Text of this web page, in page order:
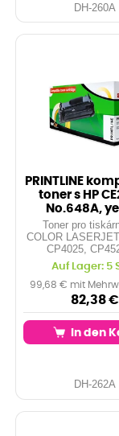
DH-260A
PRINTLINE
toner s HP
No.648A,
Toner pro
COLOR
CP4025,
Orientační
stran při 5%
yellow
Auf Lager: 5
99,68 € mit
82,38 €
In den
DH-262A